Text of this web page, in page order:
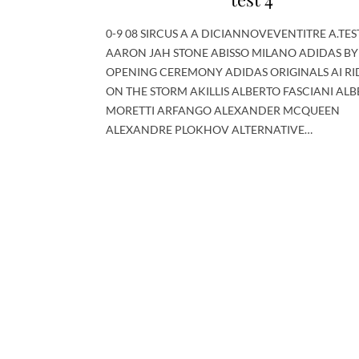
0-9 08 SIRCUS A A DICIANNOVEVENTITRE
AARON JAH STONE ABISSO MILANO ADIDAS BY
OPENING CEREMONY ADIDAS ORIGINALS AI
ON THE STORM AKILLIS ALBERTO FASCIANI
MORETTI ARFANGO ALEXANDER MCQUEEN
ALEXANDRE PLOKHOV ALTERNATIVE…